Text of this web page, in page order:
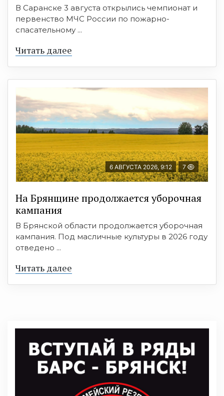
В Саранске 3 августа открылись чемпионат и
первенство МЧС России по пожарно-
спасательному ...
Читать далее
6 АВГУСТА 2026, 9:12 7
На Брянщине продолжается уборочная
кампания
В Брянской области продолжается уборочная
кампания. Под масличные культуры в 2026 году
отведено ...
Читать далее